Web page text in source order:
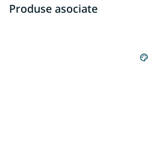
Produse asociate